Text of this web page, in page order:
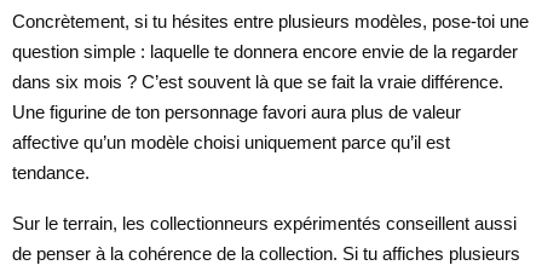
Concrètement, si tu hésites entre plusieurs modèles, pose-toi une
question simple : laquelle te donnera encore envie de la regarder
dans six mois ? C’est souvent là que se fait la vraie différence.
Une figurine de ton personnage favori aura plus de valeur
affective qu’un modèle choisi uniquement parce qu’il est
tendance.
Sur le terrain, les collectionneurs expérimentés conseillent aussi
de penser à la cohérence de la collection. Si tu affiches plusieurs